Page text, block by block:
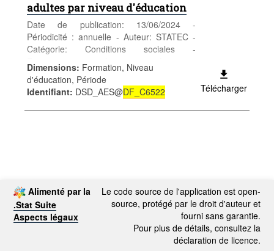
adultes par niveau d'éducation
Date de publication: 13/06/2024 -
Périodicité : annuelle - Auteur: STATEC -
Catégorie: Conditions sociales -
Enseignement et formation - formation
continue - Mots-clés: enseignement et
formation
Dimensions: Formation, Niveau
d'éducation, Période
Identifiant: DSD_AES@DF_C6522 Télécharger
Alimenté par la
.Stat Suite
Aspects légaux
Le code source de l'application est open-
source, protégé par le droit d'auteur et
fourni sans garantie.
Pour plus de détails, consultez la
déclaration de licence.